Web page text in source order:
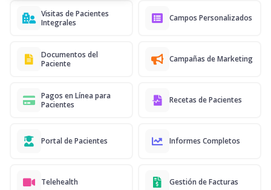
Visitas de Pacientes
Integrales
Campos Personalizados
Documentos del
Paciente
Campañas de Marketing
Pagos en Línea para
Pacientes
Recetas de Pacientes
Portal de Pacientes Informes Completos
Telehealth Gestión de Facturas